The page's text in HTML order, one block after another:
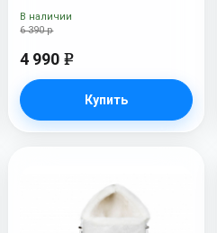
6 390 р
4 990 e
Купить
В наличии